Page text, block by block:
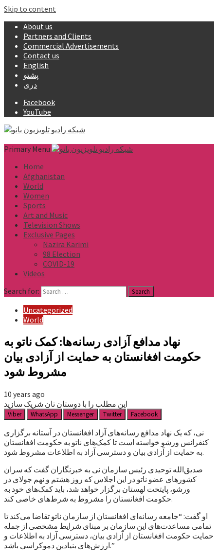
Skip to content
About us
Partners and Clients
Commercial Advertisements
Contact us
English
پشتو
دری
Facebook
YouTube
Primary Menu
Home
Afghanistan
World
Women
Sports
Art and Music
Television Shows
Exclusive Pages
Nazira Karimi
98 Election
COVID-19
Videos
Search for:
Uncategorized
World
نهاد مدافع آزادی رسانه‌ها: کمک ناتو به
حکومت افغانستان به حمایت از آزادی بیان
مشروط شود
10 years ago
این مطلب را با دوستان تان شریک سازید
Viber WhatsApp Messenger Twitter Facebook
نی، که یک نهاد مدافع رسانه‌های آزاد افغانستان در آستانه برگزاری
کنفرانس ورشو خواسته است تا کمک‌های ناتو به حکومت افغانستان
به حمایت از آزادی بیان و دسترسی آزاد به اطلاعات مشروط شود.
صدیق‌الله توحیدی رئیس سازمان نی به خبرنگاران گفت که سران
کشورهای عضو ناتو در این اجلاس که روز هشتم و نهم جولای در
ورشو، پایتخت لهستان برگزار خواهد شد، باید کمک‌های خود به
حکومت افغانستان را مشروط به شرط‌های خاصی کند.
او گفت: “جامعه رسانه‌ای افغانستان از سازمان ناتو تقاضا می‌کند تا
تمامی مساعدت‌های این سازمان بر مبنای شرایط مشخصی از جمله
حمایت حکومت افغانستان از آزادی بیان، دسترسی آزاد به اطلاعات و
ارزش‌های بنیادین دموکراسی باشد.”